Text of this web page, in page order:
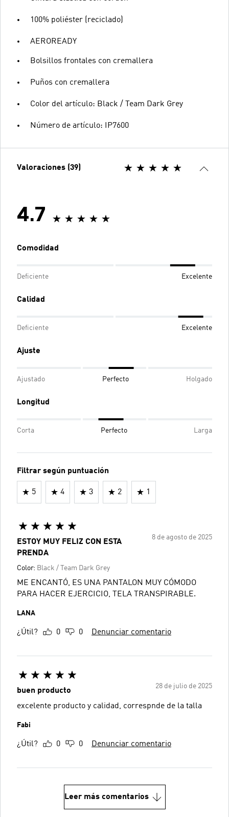
100% poliéster (reciclado)
AEROREADY
Bolsillos frontales con cremallera
Puños con cremallera
Color del artículo: Black / Team Dark Grey
Número de artículo: IP7600
Valoraciones (39)
4.7
Comodidad
Deficiente Excelente
Calidad
Deficiente Excelente
Ajuste
Ajustado Perfecto Holgado
Longitud
Corta Perfecto Larga
Filtrar según puntuación
5 4 3 2 1
8 de agosto de 2025
ESTOY MUY FELIZ CON ESTA
PRENDA
Color: Black / Team Dark Grey
ME ENCANTÓ, ES UNA PANTALON MUY CÓMODO
PARA HACER EJERCICIO, TELA TRANSPIRABLE.
LANA
¿Útil? 0 0 Denunciar comentario
28 de julio de 2025
buen producto
excelente producto y calidad, correspnde de la talla
Fabi
¿Útil? 0 0 Denunciar comentario
Leer más comentarios